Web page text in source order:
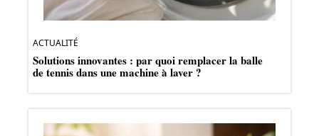
ACTUALITÉ
Solutions innovantes : par quoi remplacer la balle
de tennis dans une machine à laver ?